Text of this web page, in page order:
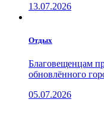
13.07.2026
Отдых
Благовещенцам
обновлённого
05.07.2026